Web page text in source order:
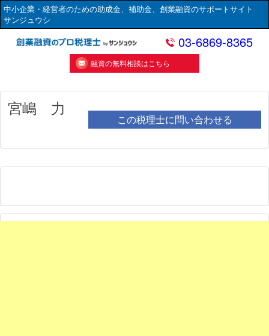
中小企業・経営者のための助成金、補助金、創業融資のサポートサイト
サンジュウシ
03-6869-8365
融資の無料相談はこちら
宮嶋 力
この税理士に問い合わせる